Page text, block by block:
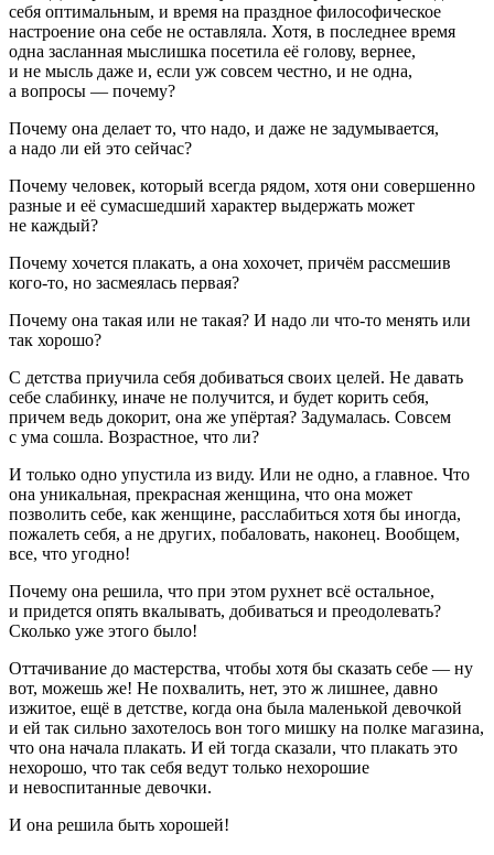
себя оптимальным, и время на праздное философическое
настроение она себе не оставляла. Хотя, в последнее время
одна засланная мыслишка посетила её голову, вернее,
и не мысль даже и, если уж совсем честно, и не одна,
а вопросы — почему?
Почему она делает то, что надо, и даже не задумывается,
а надо ли ей это сейчас?
Почему человек, который всегда рядом, хотя они совершенно
разные и её сумасшедший характер выдержать может
не каждый?
Почему хочется плакать, а она хохочет, причём рассмешив
кого-то, но засмеялась первая?
Почему она такая или не такая? И надо ли что-то менять или
так хорошо?
С детства приучила себя добиваться своих целей. Не давать
себе слабинку, иначе не получится, и будет корить себя,
причем ведь докорит, она же упёртая? Задумалась. Совсем
с ума сошла. Возрастное, что ли?
И только одно упустила из виду. Или не одно, а главное. Что
она уникальная, прекрасная женщина, что она может
позволить себе, как женщине, расслабиться хотя бы иногда,
пожалеть себя, а не других, побаловать, наконец. Вообщем,
все, что угодно!
Почему она решила, что при этом рухнет всё остальное,
и придется опять вкалывать, добиваться и преодолевать?
Сколько уже этого было!
Оттачивание до мастерства, чтобы хотя бы сказать себе — ну
вот, можешь же! Не похвалить, нет, это ж лишнее, давно
изжитое, ещё в детстве, когда она была маленькой девочкой
и ей так сильно захотелось вон того мишку на полке магазина,
что она начала плакать. И ей тогда сказали, что плакать это
нехорошо, что так себя ведут только нехорошие
и невоспитанные девочки.
И она решила быть хорошей!